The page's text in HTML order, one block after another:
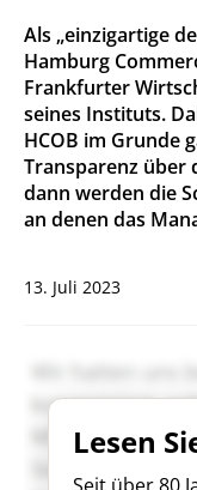
Als „einzigartige
Hamburg
Frankfurter
seines Instituts.
HCOB im Grunde
Transparenz über
dann werden die
an denen das
13. Juli 2023
Lesen